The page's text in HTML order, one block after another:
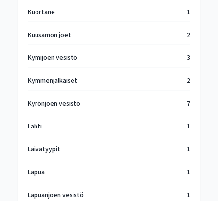
Kuortane 1
Kuusamon joet 2
Kymijoen vesistö 3
Kymmenjalkaiset 2
Kyrönjoen vesistö 7
Lahti 1
Laivatyypit 1
Lapua 1
Lapuanjoen vesistö 1